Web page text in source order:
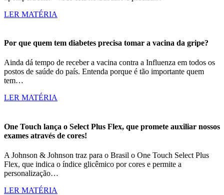
LER MATÉRIA
Por que quem tem diabetes precisa tomar a vacina da gripe?
Ainda dá tempo de receber a vacina contra a Influenza em todos os
postos de saúde do país. Entenda porque é tão importante quem
tem…
LER MATÉRIA
One Touch lança o Select Plus Flex, que promete auxiliar nossos
exames através de cores!
A Johnson & Johnson traz para o Brasil o One Touch Select Plus
Flex, que indica o índice glicêmico por cores e permite a
personalização…
LER MATÉRIA